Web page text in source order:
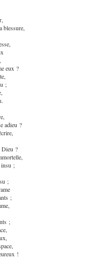
blessure,
eux ?
;
adieu ?
Dieu ?
insu ;
;
;
;
!